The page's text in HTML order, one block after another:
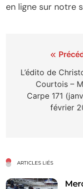
en ligne sur notre
Navigation
de
l’article
L’édito de
Courtois –
Carpe 171
février
ARTICLES LIÉS